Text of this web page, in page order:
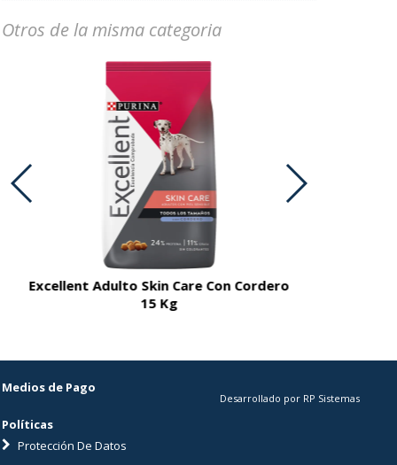
Otros de la misma categoria
Excellent Adulto Skin Care Con Cordero
15 Kg
Medios de Pago
Políticas
Protección De Datos
Desarrollado por RP Sistemas